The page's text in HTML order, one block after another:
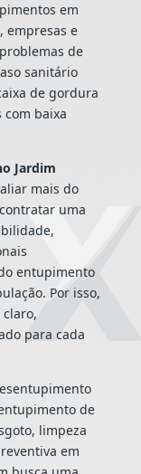
em
empresas e
de
sanitário
de gordura
baixa
Jardim
mais do
uma
entupimento
Por isso,
para cada
de
limpeza
em